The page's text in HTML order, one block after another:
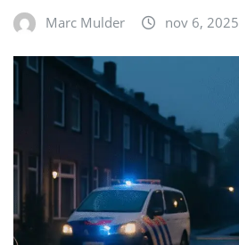
Marc Mulder nov 6, 2025